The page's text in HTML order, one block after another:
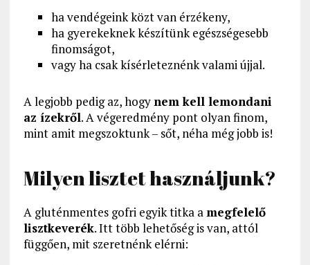
ha vendégeink közt van érzékeny,
ha gyerekeknek készítünk egészségesebb
finomságot,
vagy ha csak kísérleteznénk valami újjal.
A legjobb pedig az, hogy nem kell lemondani
az ízekről. A végeredmény pont olyan finom,
mint amit megszoktunk – sőt, néha még jobb is!
Milyen lisztet használjunk?
A gluténmentes gofri egyik titka a megfelelő
lisztkeverék. Itt több lehetőség is van, attól
függően, mit szeretnénk elérni: